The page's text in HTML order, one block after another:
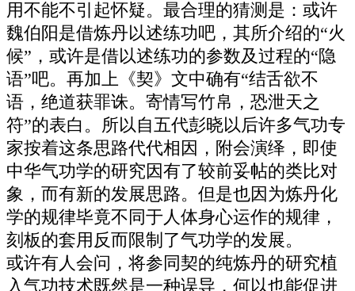
用不能不引起怀疑。最合理的猜测是：或许
魏伯阳是借炼丹以述练功吧，其所介绍的“火
候”，或许是借以述练功的参数及过程的“隐
语”吧。再加上《契》文中确有“结舌欲不
语，绝道获罪诛。寄情写竹帛，恐泄天之
符”的表白。所以自五代彭晓以后许多气功专
家按着这条思路代代相因，附会演绎，即使
中华气功学的研究因有了较前妥帖的类比对
象，而有新的发展思路。但是也因为炼丹化
学的规律毕竟不同于人体身心运作的规律，
刻板的套用反而限制了气功学的发展。
或许有人会问，将参同契的纯炼丹的研究植
入气功技术既然是一种误导，何以也能促进